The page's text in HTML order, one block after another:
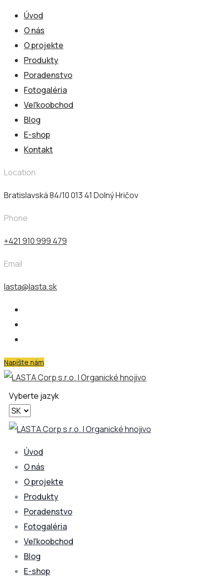
Úvod
O nás
O projekte
Produkty
Poradenstvo
Fotogaléria
Veľkoobchod
Blog
E-shop
Kontakt
Location
Bratislavská 84/10 013 41​ Dolný Hričov
Phone
+421 910 999 479
Email
lasta@lasta.sk
Napíšte nám
Vyberte jazyk
Úvod
O nás
O projekte
Produkty
Poradenstvo
Fotogaléria
Veľkoobchod
Blog
E-shop